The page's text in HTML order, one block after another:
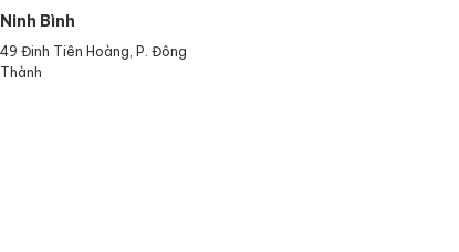
Ninh Bình
49 Đinh Tiên Hoàng, P. Đông
Thành